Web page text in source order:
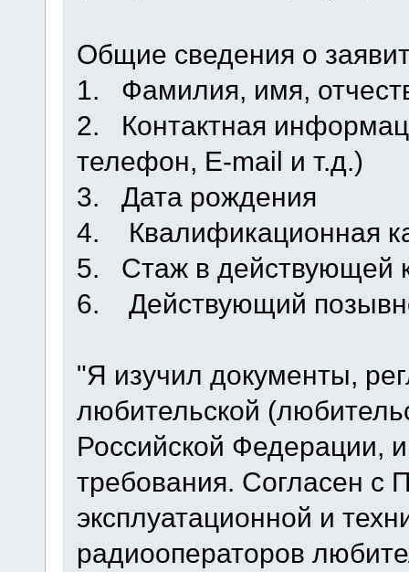
Общие сведения о
1. Фамилия, имя,
2. Контактная
телефон, E-mail и т.д.)
3. Дата рождения
4. Квалификационная
5. Стаж в действующей
6. Действующий
"Я изучил документы,
любительской
Российской Федерации,
требования. Согласен с
эксплуатационной и
радиооператоров